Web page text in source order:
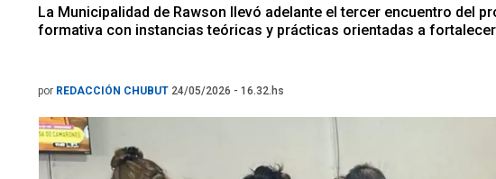
La Municipalidad de Rawson llevó adelante el tercer encuentro del
formativa con instancias teóricas y prácticas orientadas a
por REDACCIÓN CHUBUT 24/05/2026 - 16.32.hs